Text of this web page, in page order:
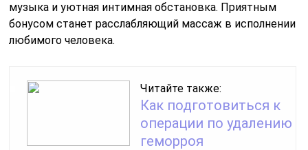
музыка и уютная интимная обстановка. Приятным
бонусом станет расслабляющий массаж в исполнении
любимого человека.
Читайте также:
Как подготовиться к
операции по удалению
геморроя